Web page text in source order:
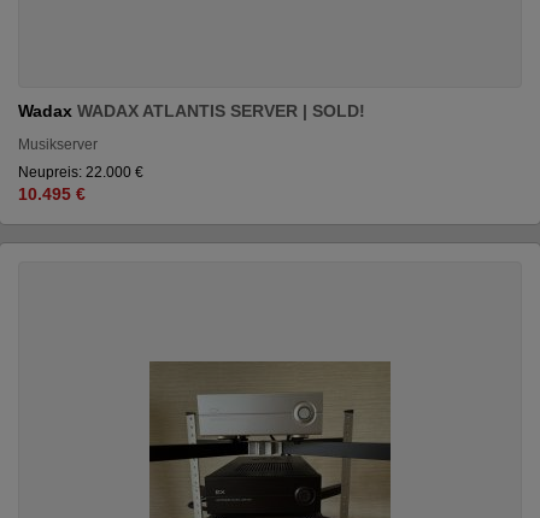
Wadax WADAX ATLANTIS SERVER | SOLD!
Musikserver
Neupreis: 22.000 €
10.495 €